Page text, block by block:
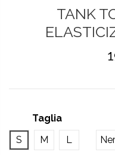
TANK
Taglia
S
M L